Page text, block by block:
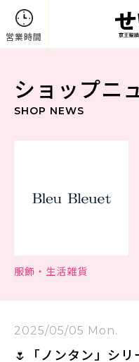
営業時間
ショップニ
SHOP NEWS
服飾・生活雑貨
2025/05/05 Mon.
🌷「ノンタン」シリ